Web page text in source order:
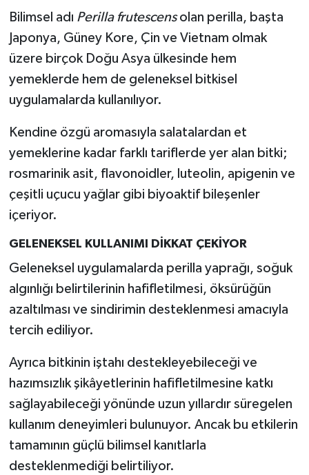
Bilimsel adı Perilla frutescensolan perilla, başta
Japonya, Güney Kore, Çin ve Vietnam olmak
üzere birçok Doğu Asya ülkesinde hem
yemeklerde hem de geleneksel bitkisel
uygulamalarda kullanılıyor.
Kendine özgü aromasıyla salatalardan et
yemeklerine kadar farklı tariflerde yer alan bitki;
rosmarinik asit, flavonoidler, luteolin, apigenin ve
çeşitli uçucu yağlar gibi biyoaktif bileşenler
içeriyor.
GELENEKSEL KULLANIMI DİKKAT ÇEKİYOR
Geleneksel uygulamalarda perilla yaprağı, soğuk
algınlığı belirtilerinin hafifletilmesi, öksürüğün
azaltılması ve sindirimin desteklenmesi amacıyla
tercih ediliyor.
Ayrıca bitkinin iştahı destekleyebileceği ve
hazımsızlık şikâyetlerinin hafifletilmesine katkı
sağlayabileceği yönünde uzun yıllardır süregelen
kullanım deneyimleri bulunuyor. Ancak bu etkilerin
tamamının güçlü bilimsel kanıtlarla
desteklenmediği belirtiliyor.
Otomobil
Pazarlar
Resmi İlan
Rüya Tabirleri
Sağlık
Simav
Spor
Teknoloji
Türkiye